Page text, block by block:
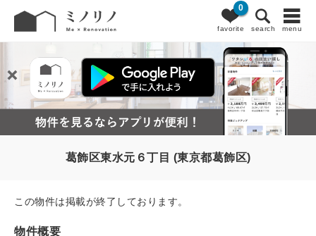
favorite
0
search menu
葛飾区東水元６丁目 (東京都葛飾区)
この物件は掲載が終了しております。
物件概要